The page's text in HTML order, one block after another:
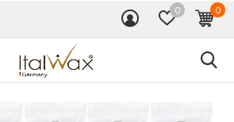
0 0